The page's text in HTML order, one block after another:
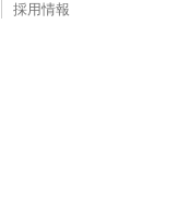
採用情報